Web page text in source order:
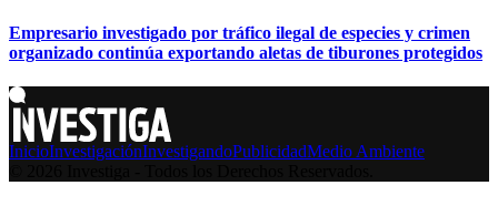
Empresario investigado por tráfico ilegal de especies y crimen
organizado continúa exportando aletas de tiburones protegidos
InicioInvestigaciónInvestigandoPublicidadMedio Ambiente